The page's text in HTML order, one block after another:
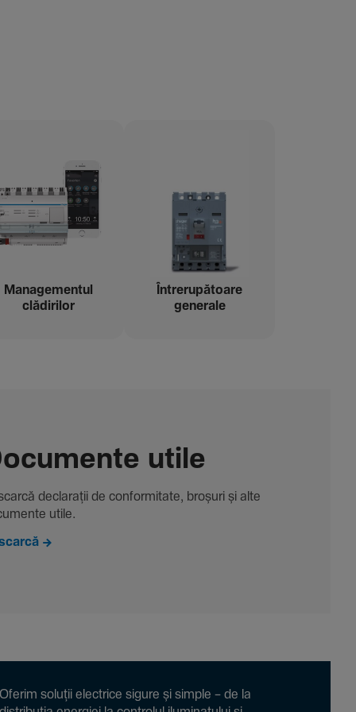
Managementul
clădi­rilor
Între­ru­pă­toare
gene­rale
utile
decla­rații de conformitate, broșuri și alte
utile.
soluții electrice sigure și simple – de la